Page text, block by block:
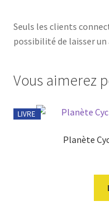
Seuls les clients
possibilité de laisser un
Vous aimerez
LIVRE
Planète